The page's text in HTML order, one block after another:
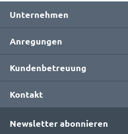
Unternehmen
Anregungen
Kundenbetreuung
Kontakt
Newsletter abonnieren